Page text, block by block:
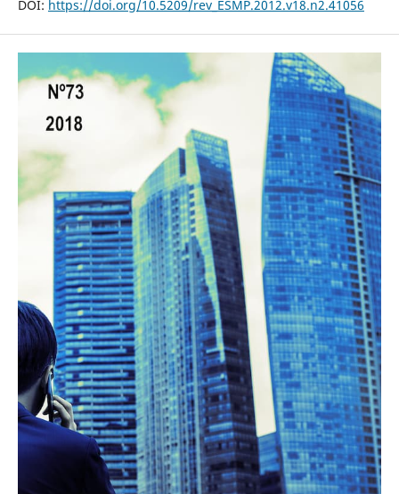
DOI: https://doi.org/10.5209/rev_ESMP.2012.v18.n2.41056